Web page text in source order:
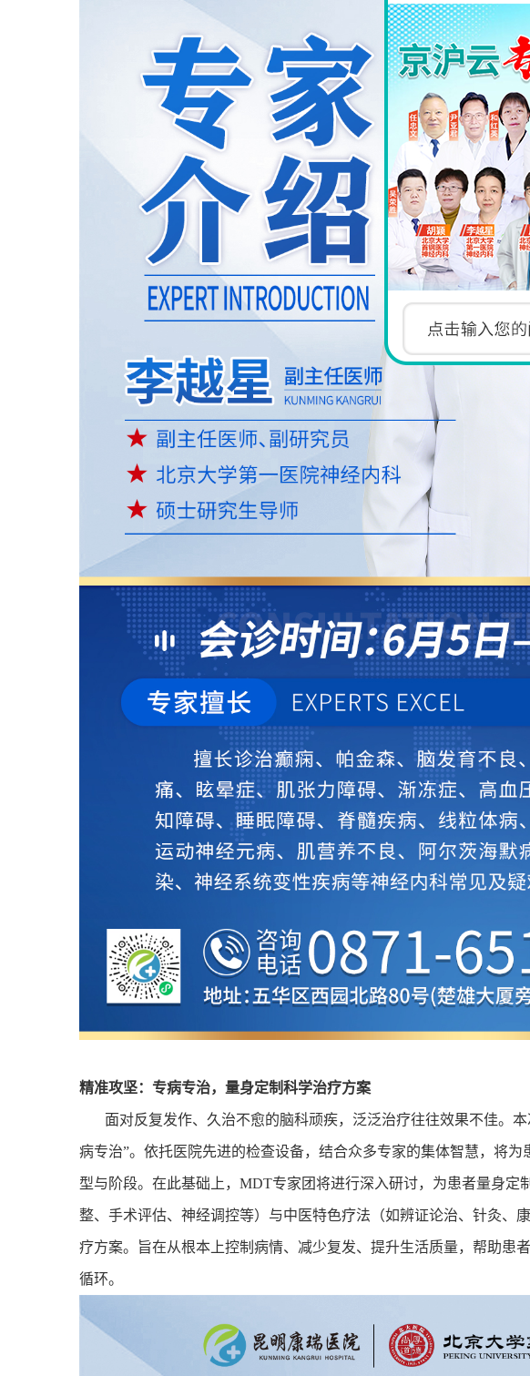
精准攻坚：专病专治，量身定制科学治疗方案
面对反复发作、久治不愈的脑科顽疾，泛泛治疗往往效果不佳。
病专治”。依托医院先进的检查设备，结合众多专家的集体智慧，将为
型与阶段。在此基础上， MDT专家团将进行深入研讨，为患者量身定
整、手术评估、神经调控等）与中医特色疗法（如辨证论治、针灸、
疗方案。旨在从根本上控制病情、减少复发、提升生活质量，帮助患
循环。